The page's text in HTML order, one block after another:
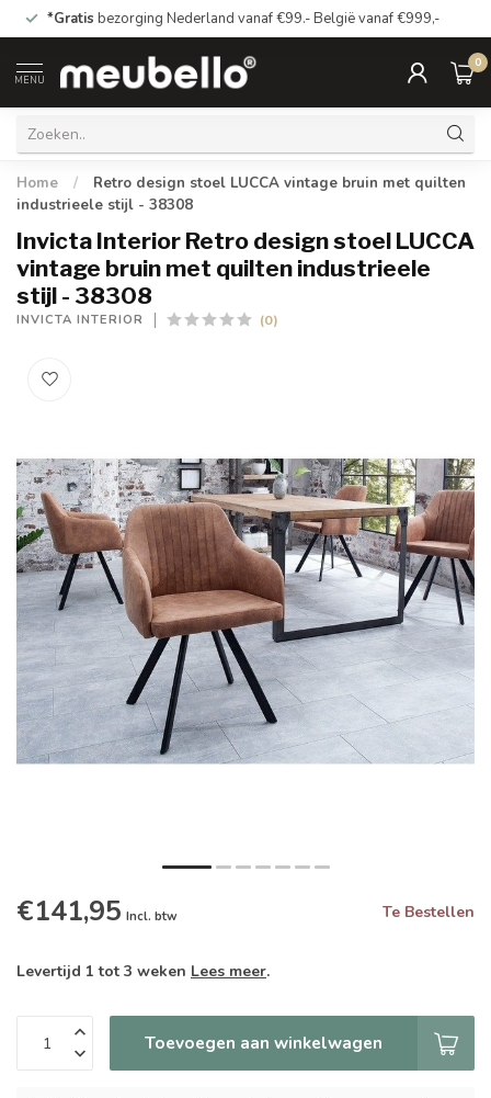
*Gratis bezorging Nederland vanaf €99.- België vanaf €999,-
MENU
0
Home /
Retro design stoel LUCCA vintage bruin met quilten
industrieele stijl - 38308
Invicta Interior Retro design stoel LUCCA
vintage bruin met quilten industrieele
stijl - 38308
INVICTA INTERIOR (0)
€141,95 Incl. btw Te Bestellen
Levertijd 1 tot 3 weken Lees meer.
Toevoegen aan winkelwagen